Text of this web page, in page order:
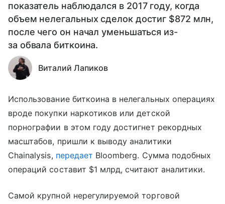
показатель наблюдался в 2017 году, когда
объем нелегальных сделок достиг $872 млн,
после чего он начал уменьшаться из-
за обвала биткоина.
Виталий Лапиков
Использование биткоина в нелегальных операциях
вроде покупки наркотиков или детской
порнографии в этом году достигнет рекордных
масштабов, пришли к выводу аналитики
Chainalysis, передает Bloomberg. Сумма подобных
операций составит $1 млрд, считают аналитики.
Самой крупной нерегулируемой торговой